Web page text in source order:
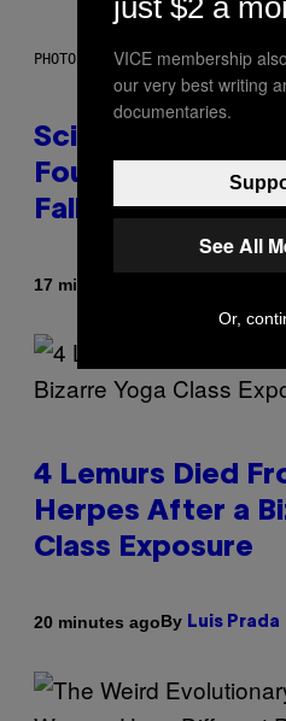
PHOTO: MARK RALSTON/AFP VIA
Scientists May
Found Where
Falls Comes From
17 minutes ago
4 Lemurs Died
Herpes After a
Class Exposure
20 minutes agoBy Luis Prada
just $2 a
VICE membership
our very best writing
documentaries.
See All
Or,